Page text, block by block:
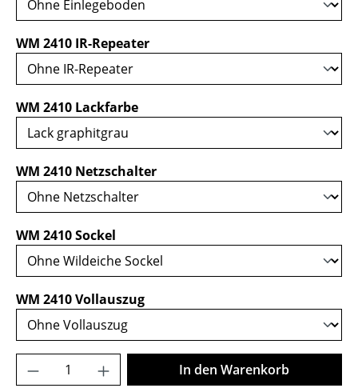
WM 2410 IR-Repeaterauswählen
WM 2410 Lackfarbeauswählen
WM 2410 Netzschalterauswählen
WM 2410 Sockel
WM 2410 Vollauszugauswählen
Produkt Anzahl: Gib den gewünschten
In den Warenkorb